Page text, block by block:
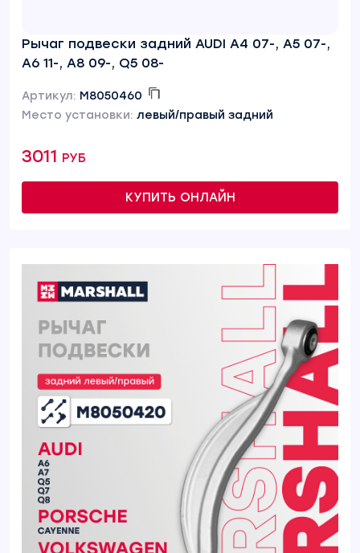
Рычаг подвески задний AUDI A4 07-, A5 07-,
A6 11-, A8 09-, Q5 08-
Артикул: M8050460
Место установки: левый/правый задний
3011 руб
КУПИТЬ ОНЛАЙН